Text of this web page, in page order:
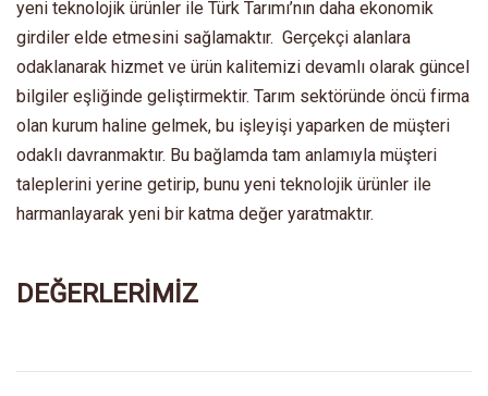
yeni teknolojik ürünler ile Türk Tarımı’nın daha ekonomik
girdiler elde etmesini sağlamaktır. Gerçekçi alanlara
odaklanarak hizmet ve ürün kalitemizi devamlı olarak güncel
bilgiler eşliğinde geliştirmektir. Tarım sektöründe öncü firma
olan kurum haline gelmek, bu işleyişi yaparken de müşteri
odaklı davranmaktır. Bu bağlamda tam anlamıyla müşteri
taleplerini yerine getirip, bunu yeni teknolojik ürünler ile
harmanlayarak yeni bir katma değer yaratmaktır.
DEĞERLERİMİZ